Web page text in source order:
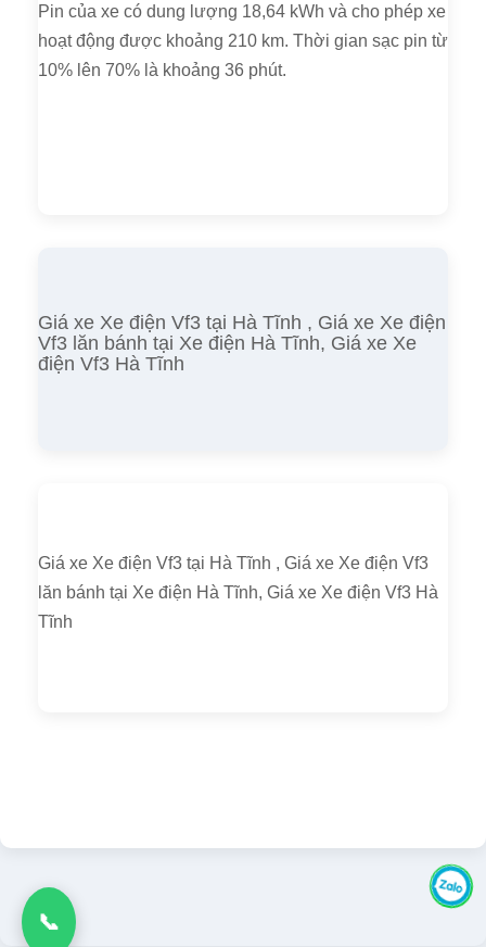
📞
Pin của xe có dung lượng 18,64 kWh và cho phép xe
hoạt động được khoảng 210 km. Thời gian sạc pin từ
10% lên 70% là khoảng 36 phút.
Giá xe Xe điện Vf3 tại Hà Tĩnh , Giá xe Xe điện
Vf3 lăn bánh tại Xe điện Hà Tĩnh, Giá xe Xe
điện Vf3 Hà Tĩnh
Giá xe Xe điện Vf3 tại Hà Tĩnh , Giá xe Xe điện Vf3
lăn bánh tại Xe điện Hà Tĩnh, Giá xe Xe điện Vf3 Hà
Tĩnh